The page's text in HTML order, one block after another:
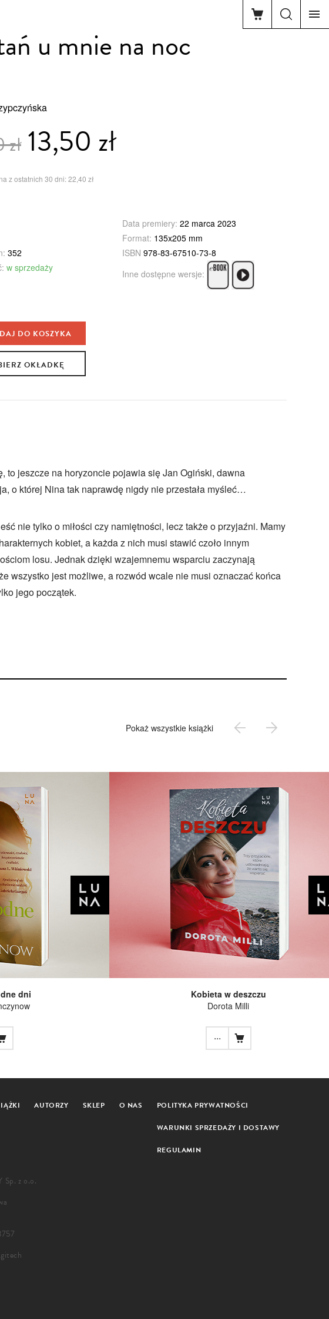
u mnie na noc
13,50 zł
z ostatnich 30 dni: 22,40 zł
Data premiery: 22 marca 2023
Format: 135x205 mm
352 ISBN 978-83-67510-73-8
w sprzedaży
Inne dostępne wersje:
DO KOSZYKA
OKŁADKĘ
to jeszcze na horyzoncie pojawia się Jan Ogiński, dawna
o której Nina tak naprawdę nigdy nie przestała myśleć…
nie tylko o miłości czy namiętności, lecz także o przyjaźni. Mamy
kobiet, a każda z nich musi stawić czoło innym
losu. Jednak dzięki wzajemnemu wsparciu zaczynają
wszystko jest możliwe, a rozwód wcale nie musi oznaczać końca
jego początek.
Pokaż wszystkie książki
dni
Kobieta w deszczu
Dorota Milli
...
AUTORZY SKLEP O NAS POLITYKA PRYWATNOŚCI
WARUNKI SPRZEDAŻY I DOSTAWY
REGULAMIN
z o.o.